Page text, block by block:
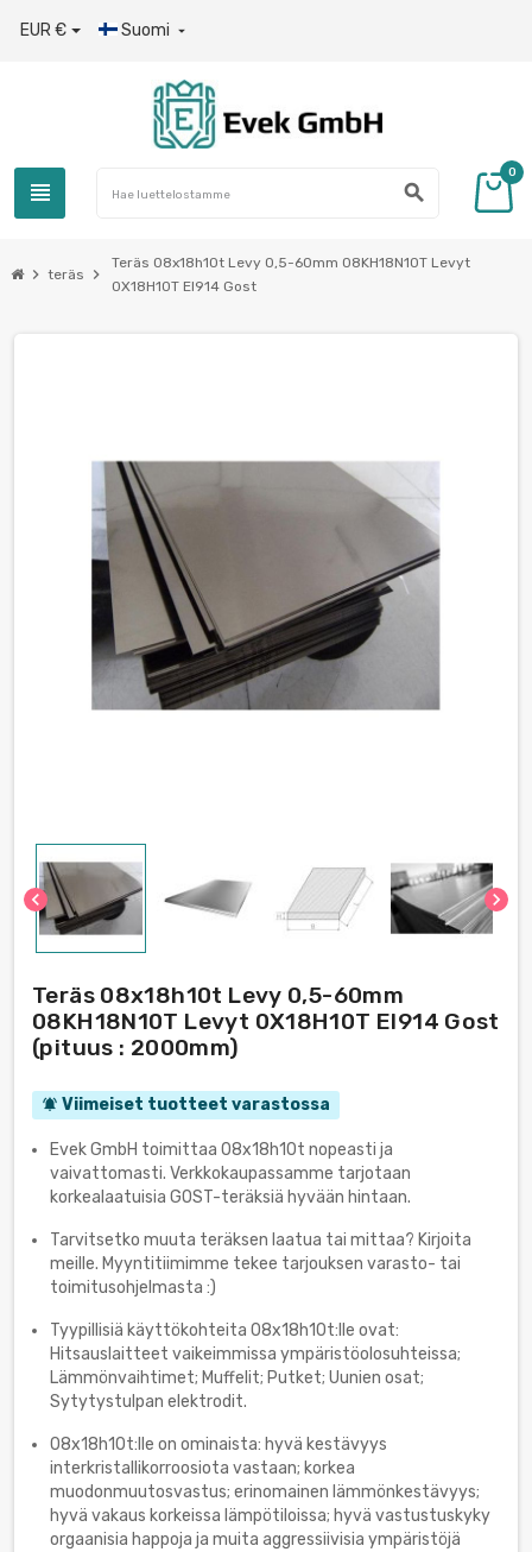
EUR € Suomi 
view_headline search
0
chevron_right teräs chevron_right
Teräs 08x18h10t Levy 0,5-60mm 08KH18N10T Levyt
0Х18Н10Т EI914 Gost
chevron_left chevron_right
Teräs 08x18h10t Levy 0,5-60mm
08KH18N10T Levyt 0Х18Н10Т EI914 Gost
(pituus : 2000mm)
notifications_active Viimeiset tuotteet varastossa
Evek GmbH toimittaa 08x18h10t nopeasti ja
vaivattomasti. Verkkokaupassamme tarjotaan
korkealaatuisia GOST-teräksiä hyvään hintaan.
Tarvitsetko muuta teräksen laatua tai mittaa? Kirjoita
meille. Myyntitiimimme tekee tarjouksen varasto- tai
toimitusohjelmasta :)
Tyypillisiä käyttökohteita 08x18h10t:lle ovat:
Hitsauslaitteet vaikeimmissa ympäristöolosuhteissa;
Lämmönvaihtimet; Muffelit; Putket; Uunien osat;
Sytytystulpan elektrodit.
08x18h10t:lle on ominaista: hyvä kestävyys
interkristallikorroosiota vastaan; korkea
muodonmuutosvastus; erinomainen lämmönkestävyys;
hyvä vakaus korkeissa lämpötiloissa; hyvä vastustuskyky
orgaanisia happoja ja muita aggressiivisia ympäristöjä